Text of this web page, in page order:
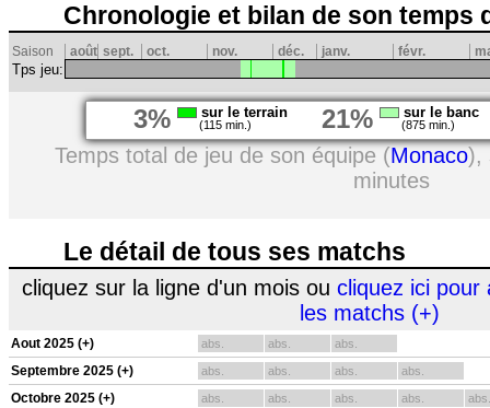
Chronologie et bilan de son temps
Saison août sept. oct. nov. déc. janv. févr.
Tps jeu:
3% sur le terrain
(115 min.) 21% sur le banc
(875 min.)
Temps total de jeu de son équipe (Monaco),
minutes
Le détail de tous ses matchs
cliquez sur la ligne d'un mois ou cliquez ici pour
les matchs (+)
Aout 2025 (+) abs. abs. abs.
Septembre 2025 (+) abs. abs. abs. abs.
Octobre 2025 (+) abs. abs. abs. abs. abs.